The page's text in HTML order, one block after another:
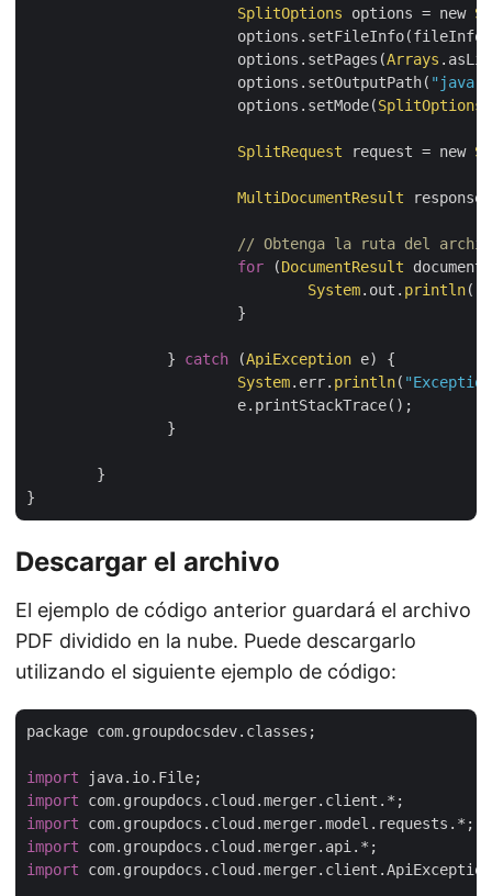
SplitOptions options = new
			options.setPages(
Arrays
			options.setOutputPath(
"java-
			options.setMode(
SplitOptions
SplitRequest request = new
MultiDocumentResult
// Obtenga la ruta del
for (DocumentResult
System.out. println(
		}
catch (ApiException e) {
System.err. println(
Descargar el archivo
El ejemplo de código anterior guardará el archivo
PDF dividido en la nube. Puede descargarlo
utilizando el siguiente ejemplo de código:
package com.groupdocsdev.classes;
import
import
import
import
import